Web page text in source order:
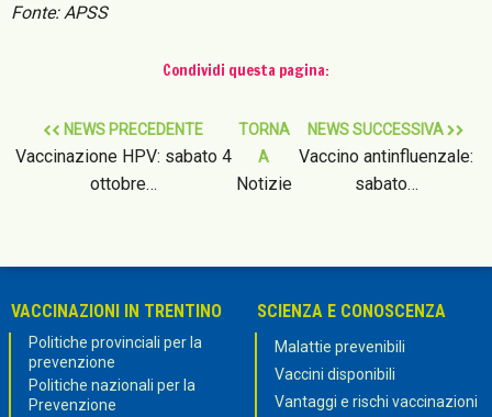
Fonte: APSS
Condividi questa pagina:
NEWS PRECEDENTE
Vaccinazione HPV: sabato 4
ottobre…
TORNA
A
Notizie
NEWS SUCCESSIVA
Vaccino antinfluenzale:
sabato…
VACCINAZIONI IN TRENTINO
Politiche provinciali per la
prevenzione
Politiche nazionali per la
Prevenzione
SCIENZA E CONOSCENZA
Malattie prevenibili
Vaccini disponibili
Vantaggi e rischi vaccinazioni